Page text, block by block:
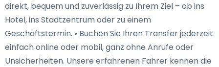
direkt, bequem und zuverlässig zu Ihrem Ziel – ob ins
Hotel, ins Stadtzentrum oder zu einem
Geschäftstermin. • Buchen Sie Ihren Transfer jederzeit
einfach online oder mobil, ganz ohne Anrufe oder
Unsicherheiten. Unsere erfahrenen Fahrer kennen die